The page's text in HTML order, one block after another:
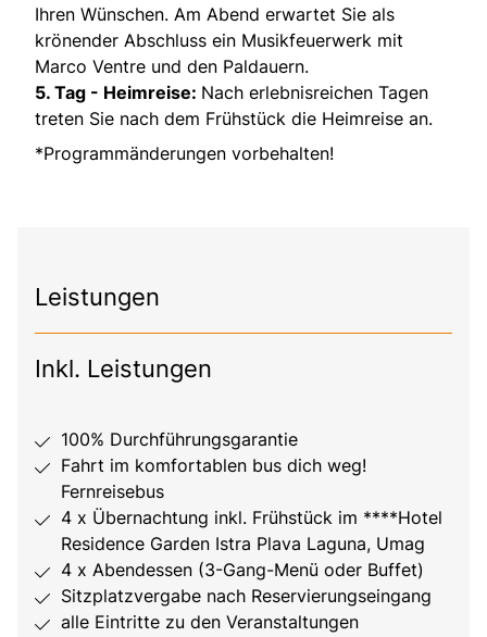
Ihren Wünschen. Am Abend erwartet Sie als
krönender Abschluss ein Musikfeuerwerk mit
Marco Ventre und den Paldauern.
5. Tag - Heimreise: Nach erlebnisreichen Tagen
treten Sie nach dem Frühstück die Heimreise an.
*Programmänderungen vorbehalten!
Leistungen
Inkl. Leistungen
100% Durchführungsgarantie
Fahrt im komfortablen bus dich weg!
Fernreisebus
4 x Übernachtung inkl. Frühstück im ****Hotel
Residence Garden Istra Plava Laguna, Umag
4 x Abendessen (3-Gang-Menü oder Buffet)
Sitzplatzvergabe nach Reservierungseingang
alle Eintritte zu den Veranstaltungen